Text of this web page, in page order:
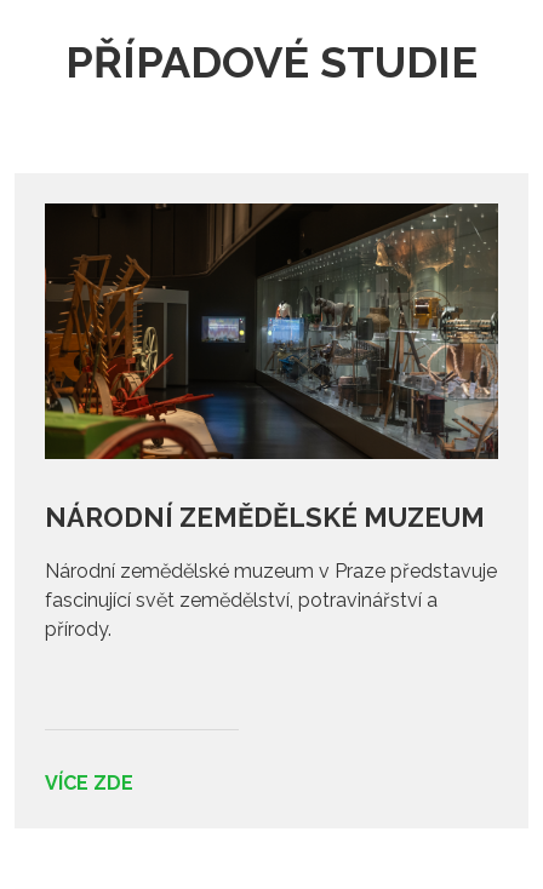
PŘÍPADOVÉ STUDIE
NÁRODNÍ ZEMĚDĚLSKÉ MUZEUM
Národní zemědělské muzeum v Praze představuje
fascinující svět zemědělství, potravinářství a
přírody.
VÍCE ZDE